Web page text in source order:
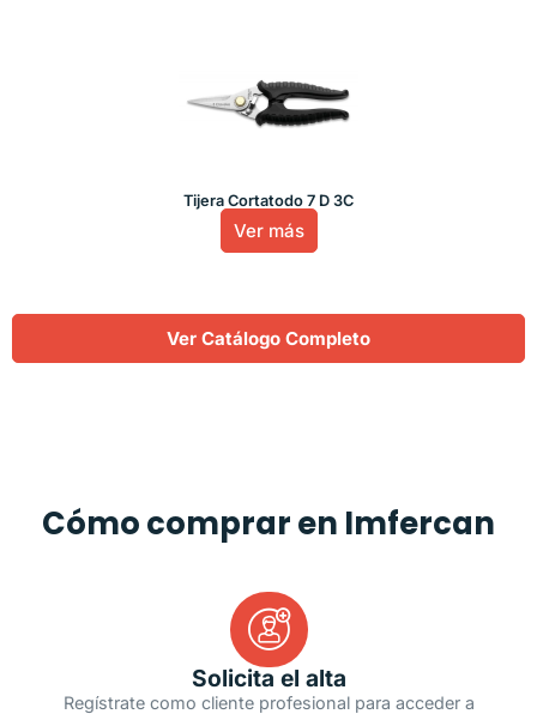
Tijera Cortatodo 7 D 3C
Ver más
Ver Catálogo Completo
Cómo comprar en Imfercan
Solicita el alta
Regístrate como cliente profesional para acceder a